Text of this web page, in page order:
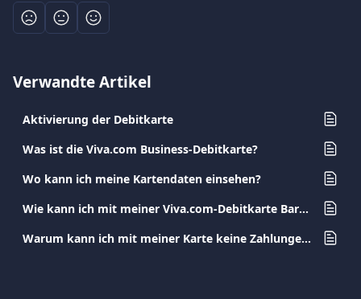
Verwandte Artikel
Aktivierung der Debitkarte
Was ist die Viva.com Business-Debitkarte?
Wo kann ich meine Kartendaten einsehen?
Wie kann ich mit meiner Viva.com-Debitkarte Bargeld abheben?
Warum kann ich mit meiner Karte keine Zahlungen durchführen?